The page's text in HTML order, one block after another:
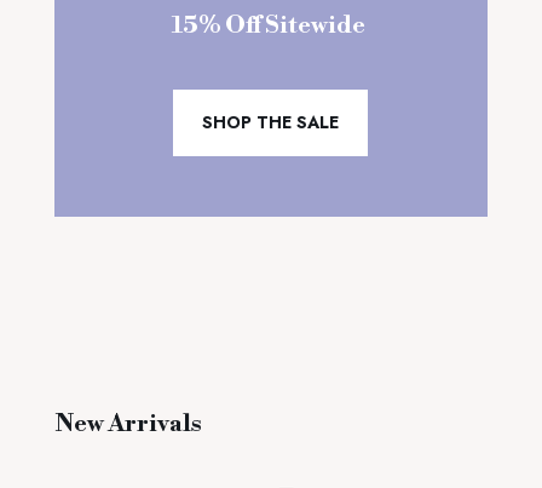
15% Off Sitewide
SHOP THE SALE
New Arrivals